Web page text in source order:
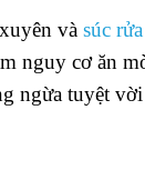
và súc
nguy cơ ăn
ngừa tuyệt